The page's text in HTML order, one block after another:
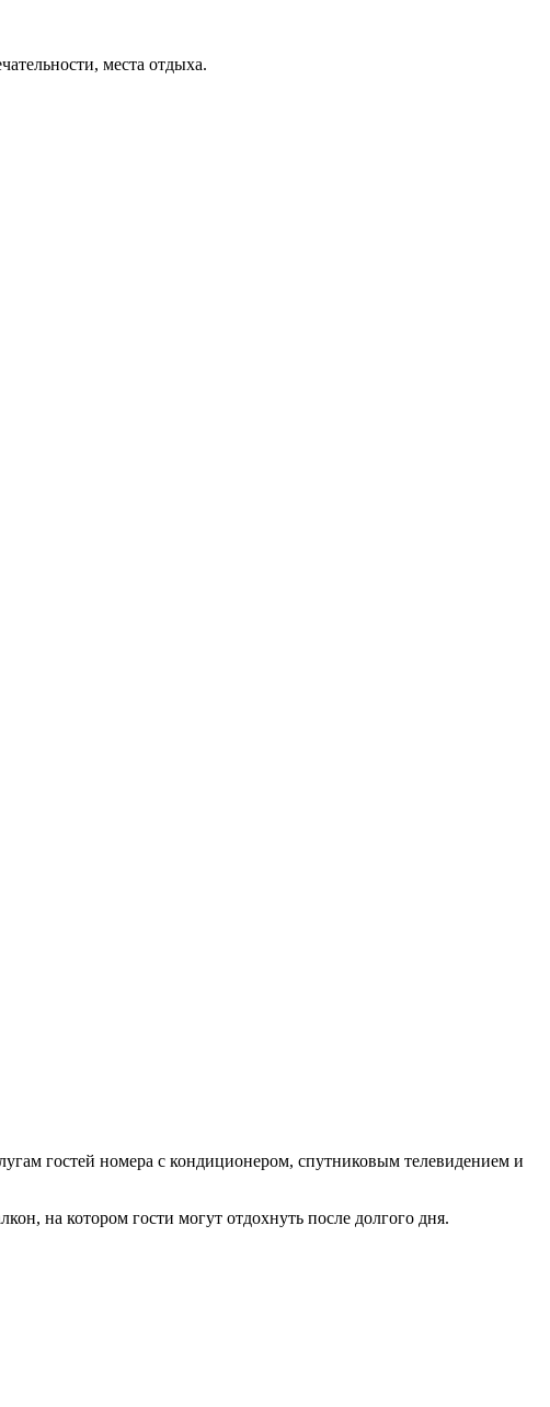
места отдыха.
гостей номера с кондиционером, спутниковым телевидением и
на котором гости могут отдохнуть после долгого дня.